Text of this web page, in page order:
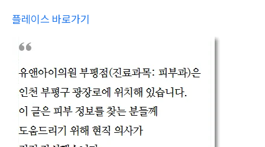
플레이스 바로가기